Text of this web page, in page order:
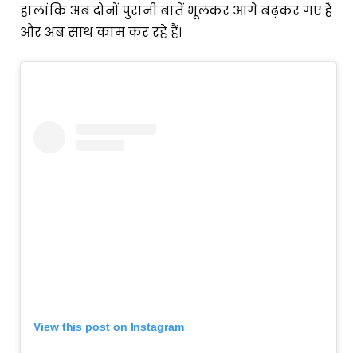
हालांकि अब दोनों पुरानी बातें भूलकर आगे बढ़कर गए हैं
और अब साथ काम कर रहे हैं।
View this post on Instagram